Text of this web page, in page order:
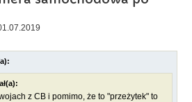
z CB i pomimo, że to "przeżytek" to